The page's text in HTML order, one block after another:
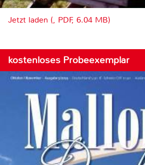
Jetzt laden (, PDF, 6.04 MB)
kostenloses Probeexemplar